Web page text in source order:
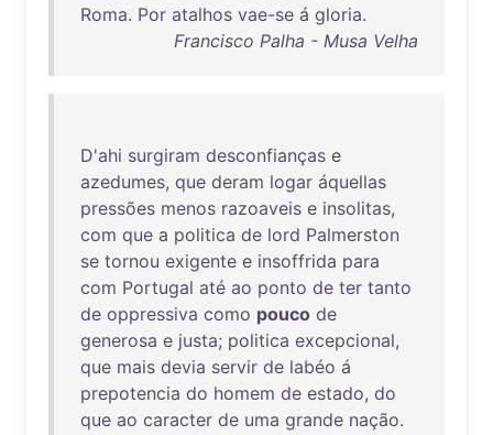
Roma. Por atalhos vae-se á gloria.
Francisco Palha - Musa Velha
D'ahi surgiram desconfianças e
azedumes, que deram logar áquellas
pressões menos razoaveis e insolitas,
com que a politica de lord Palmerston
se tornou exigente e insoffrida para
com Portugal até ao ponto de ter tanto
de oppressiva como pouco de
generosa e justa; politica excepcional,
que mais devia servir de labéo á
prepotencia do homem de estado, do
que ao caracter de uma grande nação.